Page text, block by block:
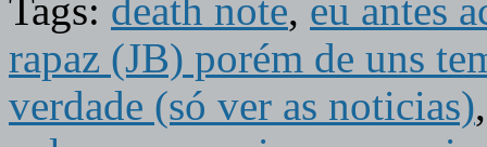
Tags: death note, eu antes
rapaz (JB) porém de uns
verdade (só ver as noticias)